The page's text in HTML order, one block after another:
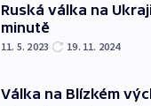
Ruská válka na
minutě
11. 5. 2023 19. 11. 2024
Válka na Blízkém